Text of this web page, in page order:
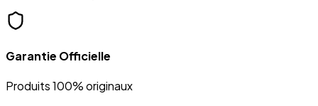
Garantie Officielle
Produits 100% originaux